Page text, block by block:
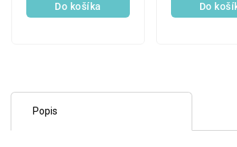
Do košíka Do
Popis